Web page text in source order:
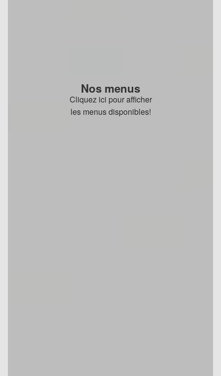
Nos menus
Cliquez ici pour afficher
les menus disponibles!